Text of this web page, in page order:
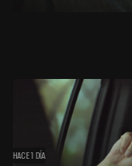
HACE 1 DÍA